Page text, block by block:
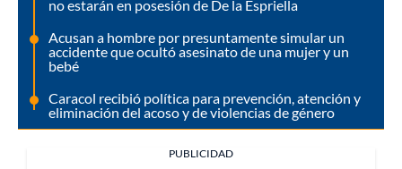
no estarán en posesión de De la Espriella
Acusan a hombre por presuntamente simular un
accidente que ocultó asesinato de una mujer y un
bebé
Caracol recibió política para prevención, atención y
eliminación del acoso y de violencias de género
PUBLICIDAD